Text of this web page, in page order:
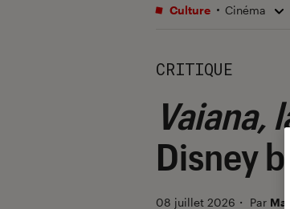
Culture Cinéma
CRITIQUE
Vaiana,
Disney
08 juillet 2026 ・ Par